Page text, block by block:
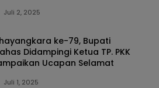
Juli 2, 2025
ke-79, Bupati
Didampingi Ketua TP. PKK
Ucapan Selamat
Juli 1, 2025